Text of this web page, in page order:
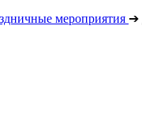
мероприятия ➔